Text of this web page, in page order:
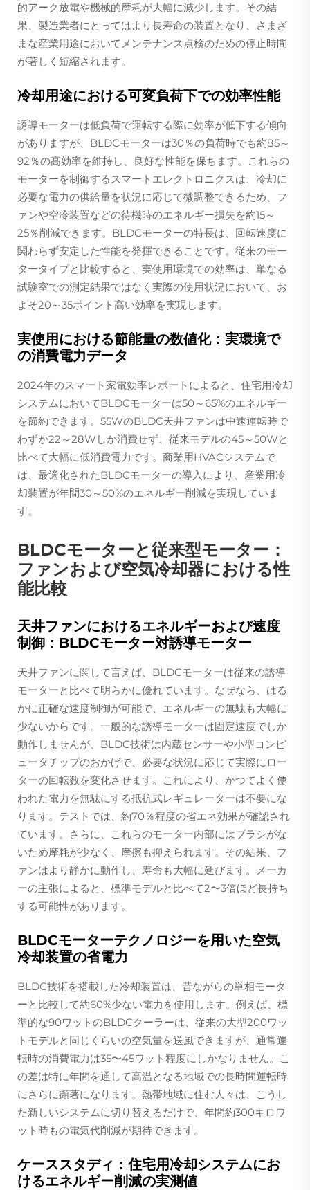
的アーク放電や機械的摩耗が大幅に減少します。その結
果、製造業者にとってはより長寿命の装置となり、さまざ
まな産業用途においてメンテナンス点検のための停止時間
が著しく短縮されます。
冷却用途における可変負荷下での効率性能
誘導モーターは低負荷で運転する際に効率が低下する傾向
がありますが、BLDCモーターは30％の負荷時でも約85～
92％の高効率を維持し、良好な性能を保ちます。これらの
モーターを制御するスマートエレクトロニクスは、冷却に
必要な電力の供給量を状況に応じて微調整できるため、フ
ァンや空冷装置などの待機時のエネルギー損失を約15～
25％削減できます。BLDCモーターの特長は、回転速度に
関わらず安定した性能を発揮できることです。従来のモー
タータイプと比較すると、実使用環境での効率は、単なる
試験室での測定結果ではなく実際の使用状況において、お
よそ20～35ポイント高い効率を実現します。
実使用における節能量の数値化：実環境で
の消費電力データ
2024年のスマート家電効率レポートによると、住宅用冷却
システムにおいてBLDCモーターは50～65%のエネルギー
を節約できます。55WのBLDC天井ファンは中速運転時で
わずか22～28Wしか消費せず、従来モデルの45～50Wと
比べて大幅に低消費電力です。商業用HVACシステムで
は、最適化されたBLDCモーターの導入により、産業用冷
却装置が年間30～50%のエネルギー削減を実現していま
す。
BLDCモーターと従来型モーター：
ファンおよび空気冷却器における性
能比較
天井ファンにおけるエネルギーおよび速度
制御：BLDCモーター対誘導モーター
天井ファンに関して言えば、BLDCモーターは従来の誘導
モーターと比べて明らかに優れています。なぜなら、はる
かに正確な速度制御が可能で、エネルギーの無駄も大幅に
少ないからです。一般的な誘導モーターは固定速度でしか
動作しませんが、BLDC技術は内蔵センサーや小型コンピ
ュータチップのおかげで、必要な状況に応じて実際にロー
ターの回転数を変化させます。これにより、かつてよく使
われた電力を無駄にする抵抗式レギュレーターは不要にな
ります。テストでは、約70％程度の省エネ効果が確認され
ています。さらに、これらのモーター内部にはブラシがな
いため摩耗が少なく、摩擦も抑えられます。その結果、フ
ァンはより静かに動作し、寿命も大幅に延びます。メーカ
ーの主張によると、標準モデルと比べて2〜3倍ほど長持ち
する可能性があります。
BLDCモーターテクノロジーを用いた空気
冷却装置の省電力
BLDC技術を搭載した冷却装置は、昔ながらの単相モータ
ーと比較して約60%少ない電力を使用します。例えば、標
準的な90ワットのBLDCクーラーは、従来の大型200ワッ
トモデルと同じくらいの空気量を送風できますが、通常運
転時の消費電力は35〜45ワット程度にしかなりません。こ
の差は特に年間を通して高温となる地域での長時間運転時
にさらに顕著になります。熱帯地域に住む人々は、こうし
た新しいシステムに切り替えるだけで、年間約300キロワ
ット時もの電気代削減が期待できます。
ケーススタディ：住宅用冷却システムにお
けるエネルギー削減の実測値